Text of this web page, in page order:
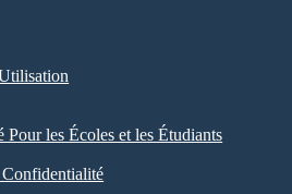
les Écoles et les Étudiants